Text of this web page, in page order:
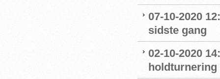
07-10-2020
sidste gang
02-10-2020
holdturnering